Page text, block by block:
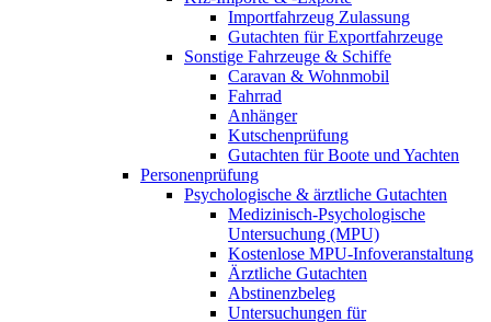
Importfahrzeug Zulassung
Gutachten für Exportfahrzeuge
Sonstige Fahrzeuge & Schiffe
Caravan & Wohnmobil
Fahrrad
Anhänger
Kutschenprüfung
Gutachten für Boote und Yachten
Personenprüfung
Psychologische & ärztliche Gutachten
Medizinisch-Psychologische
Untersuchung (MPU)
Kostenlose MPU-Infoveranstaltung
Ärztliche Gutachten
Abstinenzbeleg
Untersuchungen für